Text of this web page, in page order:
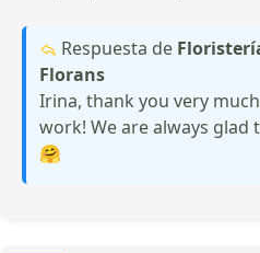
Respuesta de
Florans
Irina, thank you very
work! We are always glad
🤗